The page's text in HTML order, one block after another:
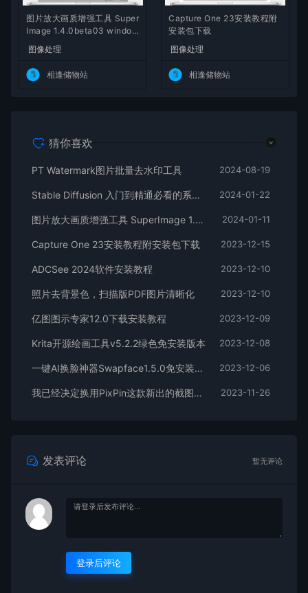
图片放大画质增强工具 Super
Image 1.4.0beta03 window
s x64 免安装版本
图像处理
相逢储物站
Capture One 23安装教程附
安装包下载
图像处理
相逢储物站
猜你喜欢
PT Watermark图片批量去水印工具 2024-08-19
Stable Diffusion 入门到精通必看的系统性教学合集 2024-01-22
图片放大画质增强工具 SuperImage 1.4.0beta03 windows x64 免安装版本 2024-01-11
Capture One 23安装教程附安装包下载 2023-12-15
ADCSee 2024软件安装教程 2023-12-10
照片去背景色，扫描版PDF图片清晰化 2023-12-10
亿图图示专家12.0下载安装教程 2023-12-09
Krita开源绘画工具v5.2.2绿色免安装版本 2023-12-08
一键AI换脸神器Swapface1.5.0免安装打开即用 Win 2023-12-06
我已经决定换用PixPin这款新出的截图软件 2023-11-26
发表评论 暂无评论
登录后评论